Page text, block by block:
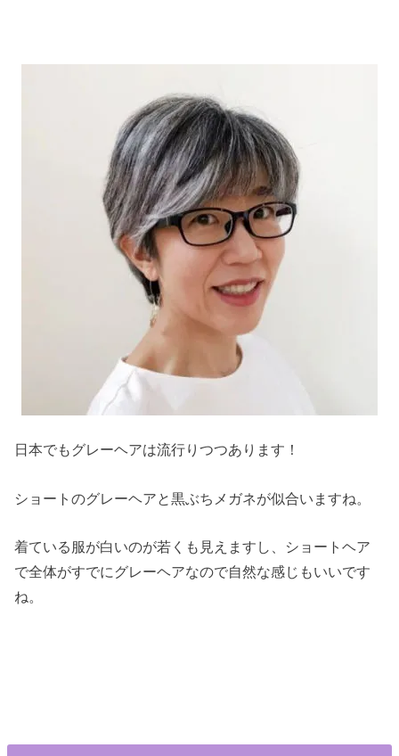
日本でもグレーヘアは流行りつつあります！
ショートのグレーヘアと黒ぶちメガネが似合いますね。
着ている服が白いのが若くも見えますし、ショートヘア
で全体がすでにグレーヘアなので自然な感じもいいです
ね。